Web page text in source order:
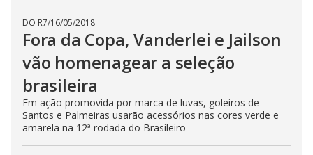
DO R7/16/05/2018
Fora da Copa, Vanderlei e Jailson
vão homenagear a seleção
brasileira
Em ação promovida por marca de luvas, goleiros de
Santos e Palmeiras usarão acessórios nas cores verde e
amarela na 12ª rodada do Brasileiro